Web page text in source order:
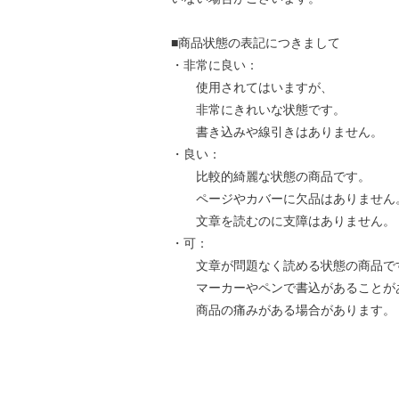
■商品状態の表記につきまして
・非常に良い：
使用されてはいますが、
非常にきれいな状態です。
書き込みや線引きはありません。
・良い：
比較的綺麗な状態の商品です。
ページやカバーに欠品はありません
文章を読むのに支障はありません。
・可：
文章が問題なく読める状態の商品で
マーカーやペンで書込があることが
商品の痛みがある場合があります。